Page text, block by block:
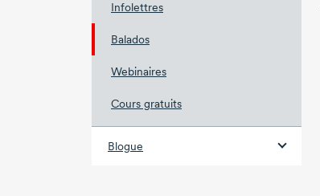
Infolettres
Balados
Webinaires
Cours gratuits
Blogue